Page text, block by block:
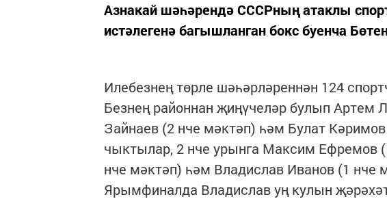
Азнакай шәһәрендә СССРның атаклы
истәлегенә багышланган бокс буенча
Илебезнең төрле шәһәрләреннән 124
Безнең районнан җиңүчеләр булып Артем
Зайнаев (2 нче мәктәп) һәм Булат
чыктылар, 2 нче урынга Максим Ефремов
нче мәктәп) һәм Владислав Иванов (1 нче
Ярымфиналда Владислав уң кулын